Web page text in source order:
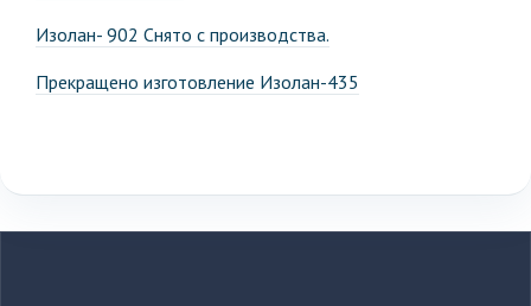
Изолан- 902 Снято с производства.
Прекращено изготовление Изолан-435